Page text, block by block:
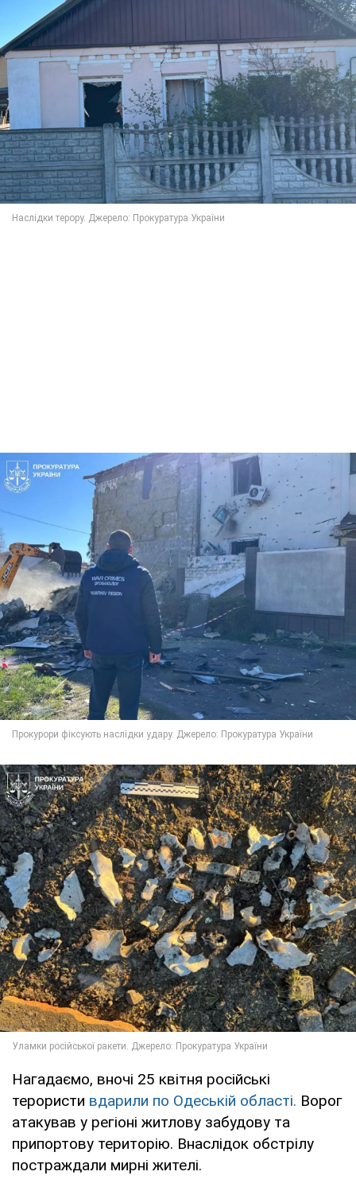
Нагадаємо, вночі 25 квітня російські
терористи вдарили по Одеській області. Ворог
атакував у регіоні житлову забудову та
припортову територію. Внаслідок обстрілу
постраждали мирні жителі.